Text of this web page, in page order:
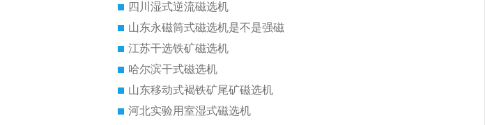
四川湿式逆流磁选机
山东永磁筒式磁选机是不是强磁
江苏干选铁矿磁选机
哈尔滨干式磁选机
山东移动式褐铁矿尾矿磁选机
河北实验用室湿式磁选机